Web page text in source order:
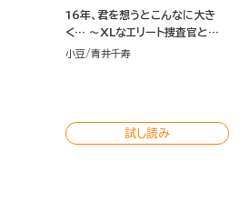
16年、君を想うとこんなに大き
く… ～XLなエリート捜査官と契
約結婚～ （3）
小豆 青井千寿
試し読み